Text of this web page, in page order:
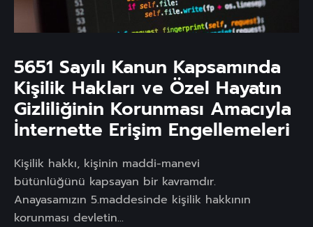
5651 Sayılı Kanun Kapsamında
Kişilik Hakları ve Özel Hayatın
Gizliliğinin Korunması Amacıyla
İnternette Erişim Engellemeleri
Kişilik hakkı, kişinin maddi-manevi
bütünlüğünü kapsayan bir kavramdır.
Anayasamızın 5.maddesinde kişilik hakkının
korunması devletin...